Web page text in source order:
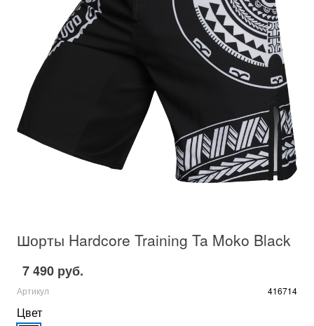
Шорты Hardcore Training Ta Moko Black
7 490 руб.
Артикул 416714
Цвет